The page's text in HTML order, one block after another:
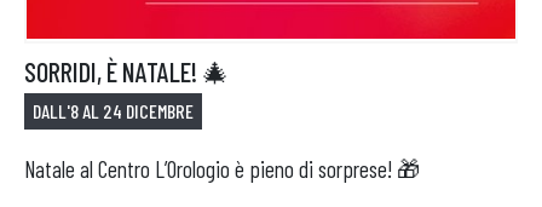
SORRIDI, È NATALE! 🎄
DALL'8 AL 24 DICEMBRE
Natale al Centro L’Orologio è pieno di sorprese! 🎁